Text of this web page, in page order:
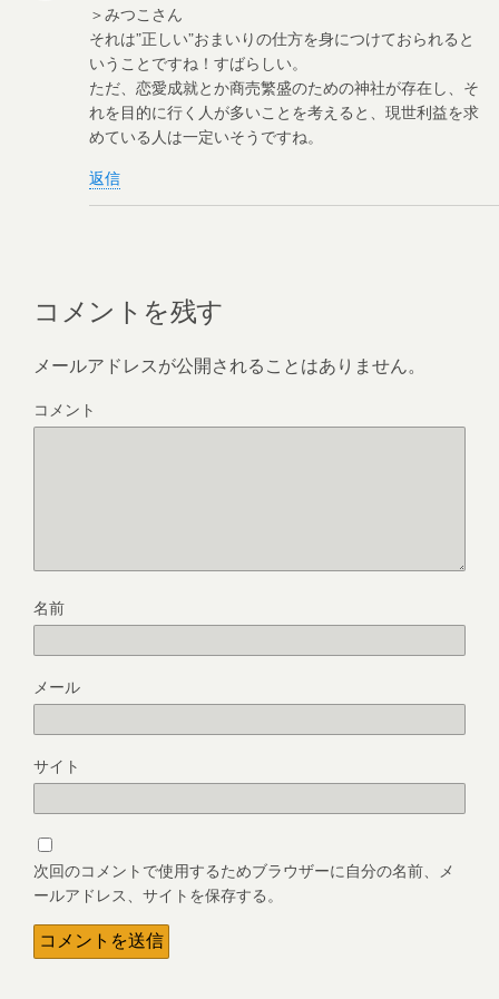
＞みつこさん
それは”正しい”おまいりの仕方を身につけておられると
いうことですね！すばらしい。
ただ、恋愛成就とか商売繁盛のための神社が存在し、そ
れを目的に行く人が多いことを考えると、現世利益を求
めている人は一定いそうですね。
返信
コメントを残す
メールアドレスが公開されることはありません。
コメント
名前
メール
サイト
次回のコメントで使用するためブラウザーに自分の名前、メ
ールアドレス、サイトを保存する。